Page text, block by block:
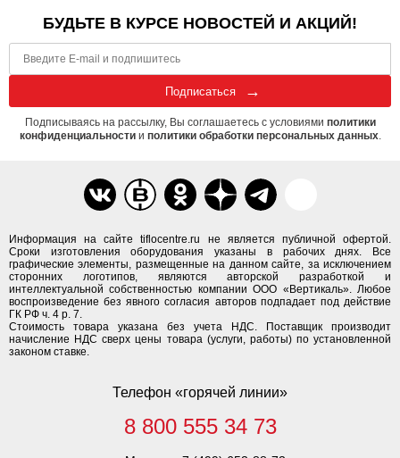
Информация на сайте tiflocentre.ru не является публичной офертой.
Сроки изготовления оборудования указаны в рабочих днях. Все
графические элементы, размещенные на данном сайте, за исключением
сторонних логотипов, являются авторской разработкой и
интеллектуальной собственностью компании ООО «Вертикаль». Любое
воспроизведение без явного согласия авторов подпадает под действие
ГК РФ ч. 4 р. 7.
Стоимость товара указана без учета НДС. Поставщик производит
начисление НДС сверх цены товара (услуги, работы) по установленной
законом ставке.
Телефон «горячей линии»
8 800 555 34 73
БУДЬТЕ В КУРСЕ НОВОСТЕЙ И АКЦИЙ!
Подписаться
Подписываясь на рассылку, Вы соглашаетесь с условиями политики
конфиденциальностии политики обработки персональных данных.